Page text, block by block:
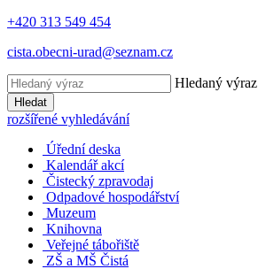
+420 313 549 454
cista.obecni-urad@seznam.cz
Hledaný výraz
Hledat
rozšířené vyhledávání
Úřední deska
Kalendář akcí
Čistecký zpravodaj
Odpadové hospodářství
Muzeum
Knihovna
Veřejné tábořiště
ZŠ a MŠ Čistá